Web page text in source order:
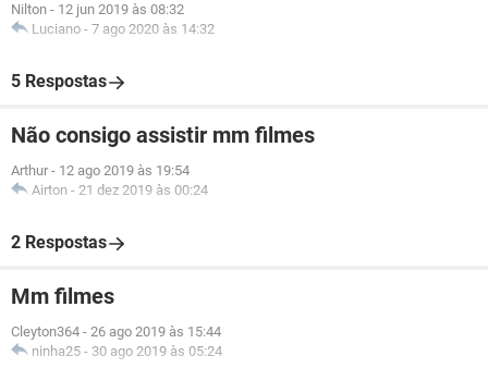
Nilton - 12 jun 2019 às 08:32
Luciano - 7 ago 2020 às 14:32
5 Respostas
Não consigo assistir mm filmes
Arthur - 12 ago 2019 às 19:54
Airton - 21 dez 2019 às 00:24
2 Respostas
Mm filmes
Cleyton364 - 26 ago 2019 às 15:44
ninha25 - 30 ago 2019 às 05:24